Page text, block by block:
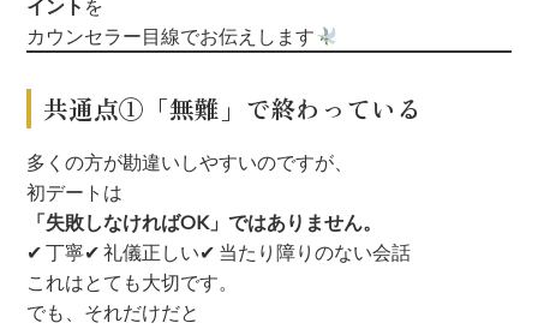
イント を
カウンセラー目線でお伝えします
共通点①「無難」で終わっている
多くの方が勘違いしやすいのですが、
初デートは
「失敗しなければOK」ではありません。
✔ 丁寧✔ 礼儀正しい✔ 当たり障りのない会話
これはとても大切です。
でも、それだけだと